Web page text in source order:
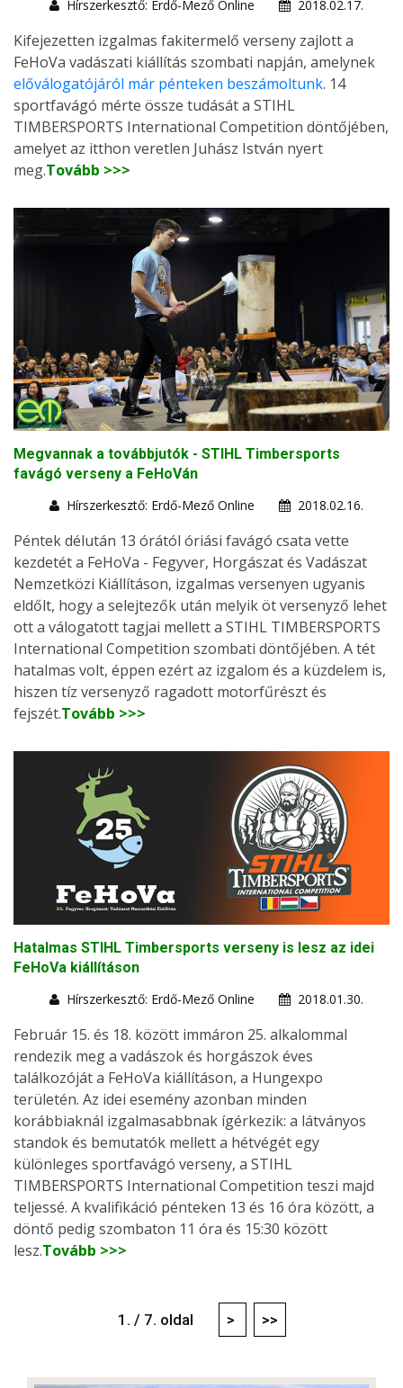
Hírszerkesztő: Erdő-Mező Online
2018.02.17.
Kifejezetten izgalmas fakitermelő verseny zajlott a
FeHoVa vadászati kiállítás szombati napján, amelynek
előválogatójáról már pénteken beszámoltunk. 14
sportfavágó mérte össze tudását a STIHL
TIMBERSPORTS International Competition döntőjében,
amelyet az itthon veretlen Juhász István nyert
meg.Tovább >>>
Megvannak a továbbjutók - STIHL Timbersports
favágó verseny a FeHoVán
Hírszerkesztő: Erdő-Mező Online
2018.02.16.
Péntek délután 13 órától óriási favágó csata vette
kezdetét a FeHoVa - Fegyver, Horgászat és Vadászat
Nemzetközi Kiállításon, izgalmas versenyen ugyanis
eldőlt, hogy a selejtezők után melyik öt versenyző lehet
ott a válogatott tagjai mellett a STIHL TIMBERSPORTS
International Competition szombati döntőjében. A tét
hatalmas volt, éppen ezért az izgalom és a küzdelem is,
hiszen tíz versenyző ragadott motorfűrészt és
fejszét.Tovább >>>
Hatalmas STIHL Timbersports verseny is lesz az idei
FeHoVa kiállításon
Hírszerkesztő: Erdő-Mező Online
2018.01.30.
Február 15. és 18. között immáron 25. alkalommal
rendezik meg a vadászok és horgászok éves
találkozóját a FeHoVa kiállításon, a Hungexpo
területén. Az idei esemény azonban minden
korábbiaknál izgalmasabbnak ígérkezik: a látványos
standok és bemutatók mellett a hétvégét egy
különleges sportfavágó verseny, a STIHL
TIMBERSPORTS International Competition teszi majd
teljessé. A kvalifikáció pénteken 13 és 16 óra között, a
döntő pedig szombaton 11 óra és 15:30 között
lesz.Tovább >>>
1. / 7. oldal > >>